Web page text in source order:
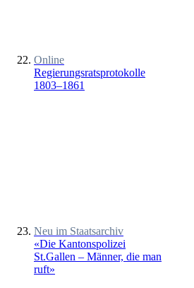
Online
Regierungsratsprotokolle
1803–1861
Neu im Staatsarchiv
«Die Kantonspolizei
St.Gallen – Männer, die man
ruft»